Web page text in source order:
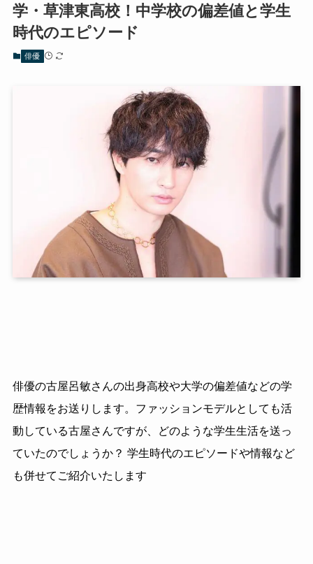
学・草津東高校！中学校の偏差値と学生
時代のエピソード
俳優
俳優の古屋呂敏さんの出身高校や大学の偏差値などの学
歴情報をお送りします。ファッションモデルとしても活
動している古屋さんですが、どのような学生生活を送っ
ていたのでしょうか？ 学生時代のエピソードや情報など
も併せてご紹介いたします